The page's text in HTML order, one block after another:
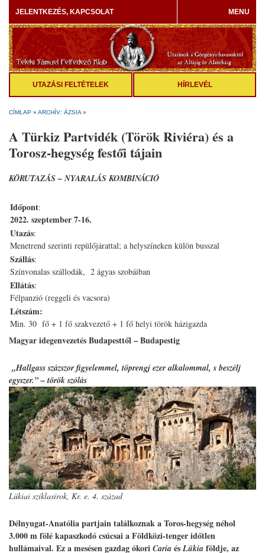
JELENTKEZÉS, KAPCSOLAT MENU
UTAZÁSI FELTÉTELEK HÍRLEVÉL
CÍMLAP » ARCHÍV: ÁZSIA »
A Türkiz Partvidék (Török Riviéra) és a
Torosz-hegység festői tájain
KÖRUTAZÁS – NYARALÁS KOMBINÁCIÓ
Időpont:
2022. szeptember 7-16.
Utazás:
Menetrend szerinti repülőjárattal; a helyszíneken külön busszal
Szállás:
Színvonalas szállodák, 2 ágyas szobáiban
Ellátás:
Félpanzió (reggeli és vacsora)
Létszám:
Min. 30 fő + 1 fő szakvezető + 1 fő helyi török házigazda
Magyar idegenvezetés Budapesttől – Budapestig
„Hallgass százszor figyelemmel, töprengj ezer alkalommal, s beszélj
egyszer.” – török szólás
Lükiai sziklasírok, Kr. e. 4. század
Délnyugat-Anatólia partjain találkoznak a Toros-hegység néhol
3.000 m fölé kapaszkodó csúcsai a Földközi-tenger időtlen
hullámaival. Ez a mesésen gazdag ókori Caria ésLükia földje, az